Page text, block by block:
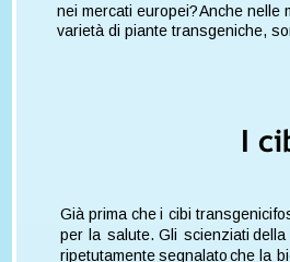
nei mercati europei? Anche nelle
varietà di piante transgeniche,
I
Già prima che i cibi transgenici
per la salute. Gli scienziati
ripetutamente segnalato che la